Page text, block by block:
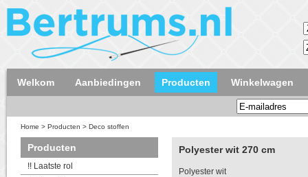
Welkom Aanbiedingen Producten Winkelwagen
Home > Producten > Deco stoffen
Producten
!! Laatste rol
Polyester wit 270 cm
Polyester wit